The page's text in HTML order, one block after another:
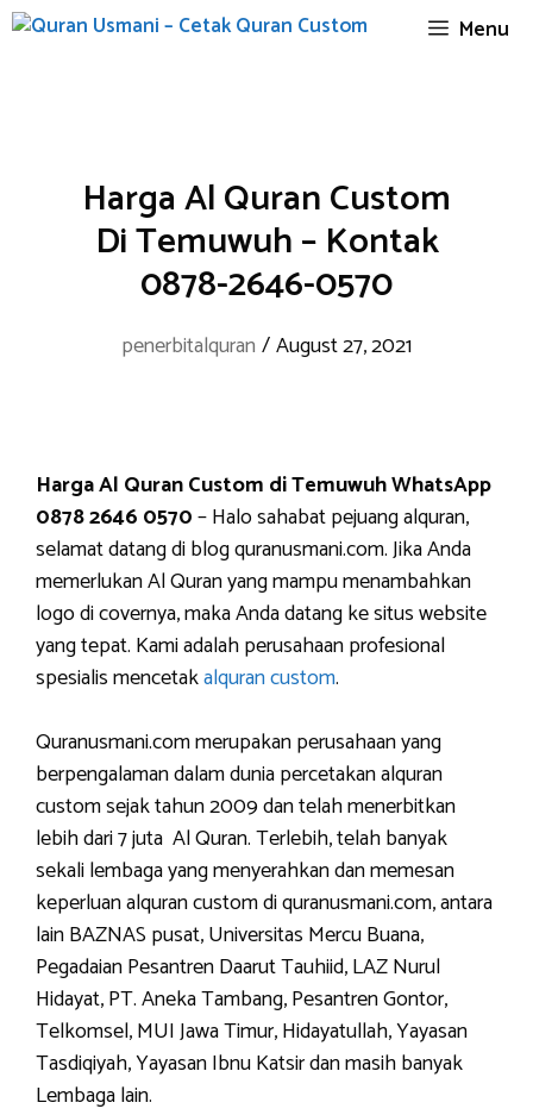
Skip
Menu
Harga Al Quran Custom
Di Temuwuh – Kontak
0878-2646-0570
penerbitalquran /August 27, 2021
Harga Al Quran Custom di Temuwuh WhatsApp
0878 2646 0570– Halo sahabat pejuang alquran,
selamat datang di blog quranusmani.com. Jika Anda
memerlukan Al Quran yang mampu menambahkan
logo di covernya, maka Anda datang ke situs website
yang tepat. Kami adalah perusahaan profesional
spesialis mencetakalquran custom.
Quranusmani.com merupakan perusahaan yang
berpengalaman dalam dunia percetakan alquran
custom sejak tahun 2009 dan telah menerbitkan
lebih dari 7 juta Al Quran. Terlebih, telah banyak
sekali lembaga yang menyerahkan dan memesan
keperluan alquran custom di quranusmani.com, antara
lain BAZNAS pusat, Universitas Mercu Buana,
Pegadaian Pesantren Daarut Tauhiid, LAZ Nurul
Hidayat, PT. Aneka Tambang, Pesantren Gontor,
Telkomsel, MUI Jawa Timur, Hidayatullah, Yayasan
Tasdiqiyah, Yayasan Ibnu Katsir dan masih banyak
Lembaga lain.